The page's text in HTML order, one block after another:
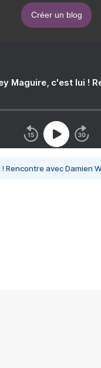
Créer un blog
Maguire, c'est lui !
Rencontre avec Damien